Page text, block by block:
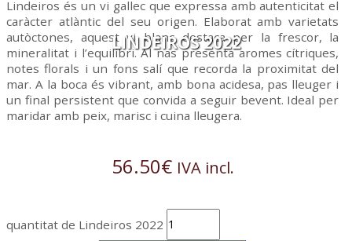
LINDEIROS 2022
Lindeiros és un vi gallec que expressa amb autenticitat el
caràcter atlàntic del seu origen. Elaborat amb varietats
autòctones, aquest vi blanc destaca per la frescor, la
mineralitat i l’equilibri. Al nas presenta aromes cítriques,
notes florals i un fons salí que recorda la proximitat del
mar. A la boca és vibrant, amb bona acidesa, pas lleuger i
un final persistent que convida a seguir bevent. Ideal per
maridar amb peix, marisc i cuina lleugera.
56.50€ IVA incl.
quantitat de Lindeiros 2022